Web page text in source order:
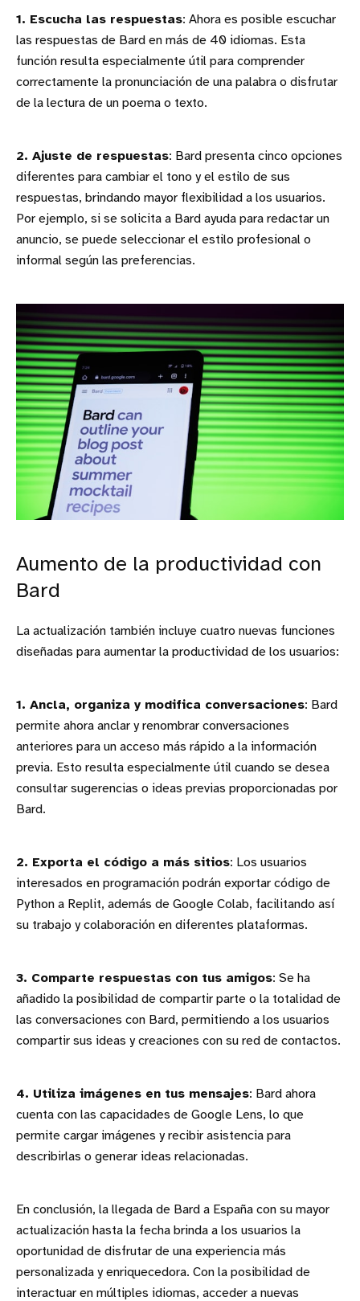
1. Escucha las respuestas: Ahora es posible escuchar
las respuestas de Bard en más de 40 idiomas. Esta
función resulta especialmente útil para comprender
correctamente la pronunciación de una palabra o disfrutar
de la lectura de un poema o texto.
2. Ajuste de respuestas: Bard presenta cinco opciones
diferentes para cambiar el tono y el estilo de sus
respuestas, brindando mayor flexibilidad a los usuarios.
Por ejemplo, si se solicita a Bard ayuda para redactar un
anuncio, se puede seleccionar el estilo profesional o
informal según las preferencias.
Aumento de la productividad con
Bard
La actualización también incluye cuatro nuevas funciones
diseñadas para aumentar la productividad de los usuarios:
1. Ancla, organiza y modifica conversaciones: Bard
permite ahora anclar y renombrar conversaciones
anteriores para un acceso más rápido a la información
previa. Esto resulta especialmente útil cuando se desea
consultar sugerencias o ideas previas proporcionadas por
Bard.
2. Exporta el código a más sitios: Los usuarios
interesados en programación podrán exportar código de
Python a Replit, además de Google Colab, facilitando así
su trabajo y colaboración en diferentes plataformas.
3. Comparte respuestas con tus amigos: Se ha
añadido la posibilidad de compartir parte o la totalidad de
las conversaciones con Bard, permitiendo a los usuarios
compartir sus ideas y creaciones con su red de contactos.
4. Utiliza imágenes en tus mensajes: Bard ahora
cuenta con las capacidades de Google Lens, lo que
permite cargar imágenes y recibir asistencia para
describirlas o generar ideas relacionadas.
En conclusión, la llegada de Bard a España con su mayor
actualización hasta la fecha brinda a los usuarios la
oportunidad de disfrutar de una experiencia más
personalizada y enriquecedora. Con la posibilidad de
interactuar en múltiples idiomas, acceder a nuevas